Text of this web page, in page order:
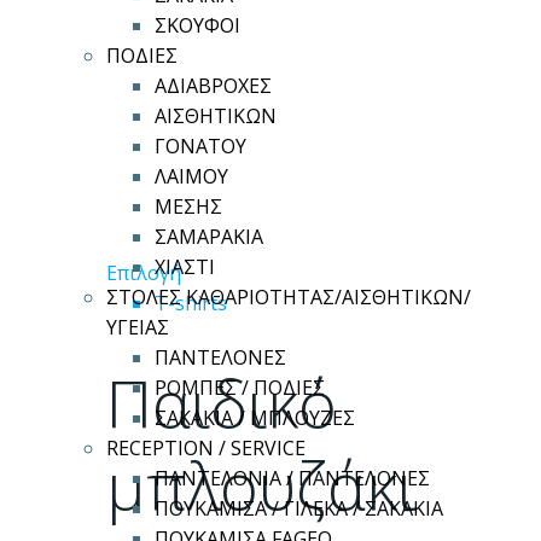
ΣΚΟΥΦΟΙ
ΠΟΔΙΕΣ
ΑΔΙΑΒΡΟΧΕΣ
ΑΙΣΘΗΤΙΚΩΝ
ΓΟΝΑΤΟΥ
ΛΑΙΜΟΥ
ΜΕΣΗΣ
ΣΑΜΑΡΑΚΙΑ
ΧΙΑΣΤΙ
ΣΤΟΛΕΣ ΚΑΘΑΡΙΟΤΗΤΑΣ/ΑΙΣΘΗΤΙΚΩΝ/
ΥΓΕΙΑΣ
ΠΑΝΤΕΛΟΝΕΣ
ΡΟΜΠΕΣ / ΠΟΔΙΕΣ
ΣΑΚΑΚΙΑ / ΜΠΛΟΥΖΕΣ
RECEPTION / SERVICE
ΠΑΝΤΕΛΟΝΙΑ / ΠΑΝΤΕΛΟΝΕΣ
ΠΟΥΚΑΜΙΣΑ / ΓΙΛΕΚΑ / ΣΑΚΑΚΙΑ
ΕπιλογήΑυτό
το
έχει
πολλαπλές
παραλλαγές.
Οι
επιλογές
μπορούν
T-shirts
Παιδικό
μπλουζάκι